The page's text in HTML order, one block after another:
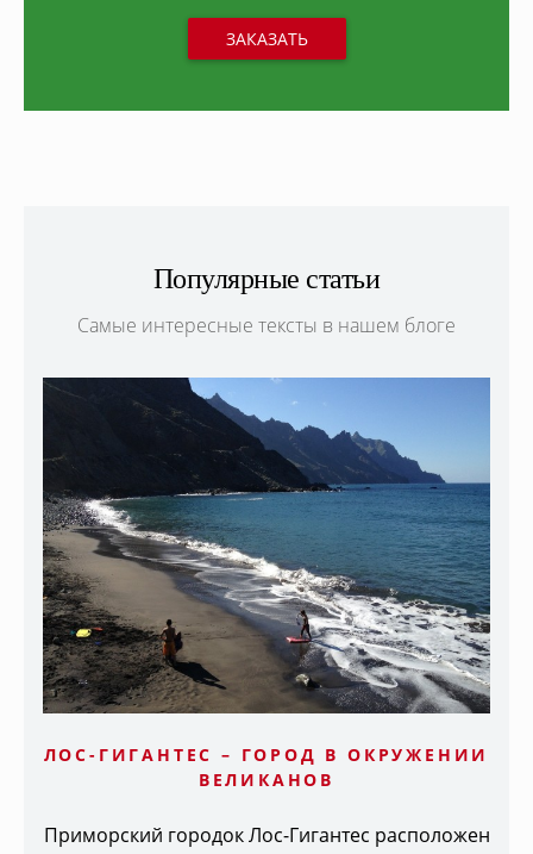
ЗАКАЗАТЬ
Популярные статьи
Самые интересные тексты в нашем блоге
ЛОС-ГИГАНТЕС – ГОРОД В ОКРУЖЕНИИ
ВЕЛИКАНОВ
Приморский городок Лос-Гигантес расположен